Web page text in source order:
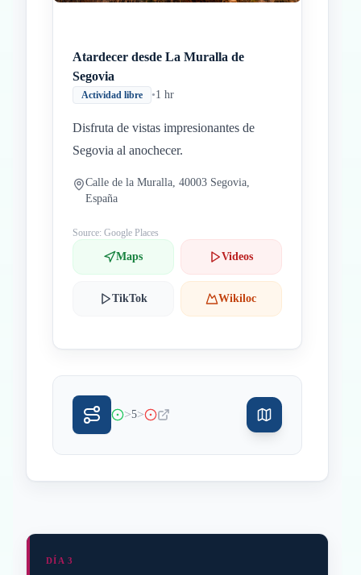
Atardecer desde La Muralla de
Segovia
Actividad libre •1 hr
Disfruta de vistas impresionantes de
Segovia al anochecer.
Calle de la Muralla, 40003 Segovia,
España
Source: Google Places
Maps Videos
TikTok Wikiloc
>5>
DÍA 3